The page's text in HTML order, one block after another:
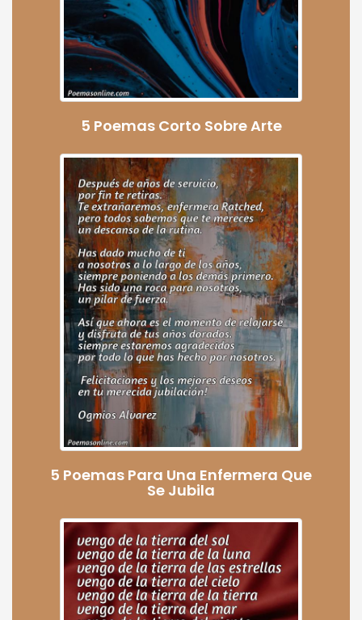
5 Poemas Corto Sobre Arte
5 Poemas Para Una Enfermera Que
Se Jubila